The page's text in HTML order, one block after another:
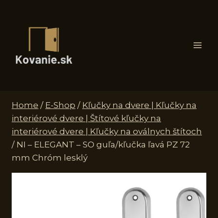
Home / E-Shop / Kľučky na dvere | Kľučky na
interiérové dvere | Štítové kľučky na
interiérové dvere | Kľučky na oválnych štítoch
/ NI – ELEGANT – SO guľa/kľučka ľavá PZ 72
mm Chróm lesklý